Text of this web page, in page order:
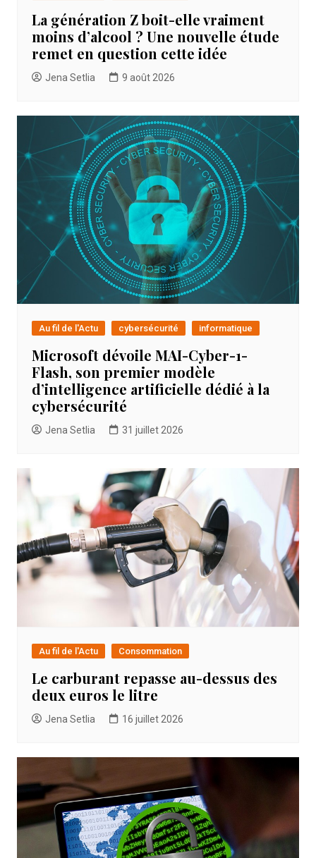
La génération Z boit-elle vraiment
moins d’alcool ? Une nouvelle étude
remet en question cette idée
Jena Setlia 9 août 2026
Au fil de l'Actu cybersécurité informatique
Microsoft dévoile MAI-Cyber-1-
Flash, son premier modèle
d’intelligence artificielle dédié à la
cybersécurité
Jena Setlia 31 juillet 2026
Au fil de l'Actu Consommation
Le carburant repasse au-dessus des
deux euros le litre
Jena Setlia 16 juillet 2026